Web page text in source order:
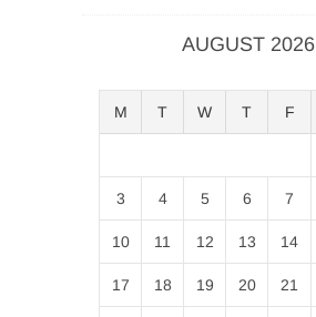
AUGUST 2026
M T W T F
3 4 5 6 7
10 11 12 13 14
17 18 19 20 21